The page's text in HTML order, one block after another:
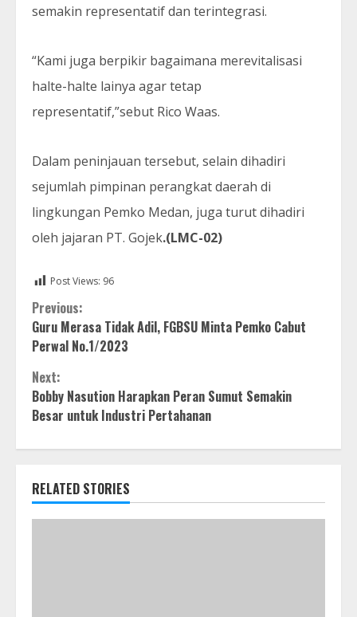
semakin representatif dan terintegrasi.
“Kami juga berpikir bagaimana merevitalisasi
halte-halte lainya agar tetap
representatif,”sebut Rico Waas.
Dalam peninjauan tersebut, selain dihadiri
sejumlah pimpinan perangkat daerah di
lingkungan Pemko Medan, juga turut dihadiri
oleh jajaran PT. Gojek.(LMC-02)
Post Views: 96
Continue
Reading
Previous:
Guru Merasa Tidak Adil, FGBSU Minta Pemko Cabut
Perwal No.1/2023
Next:
Bobby Nasution Harapkan Peran Sumut Semakin
Besar untuk Industri Pertahanan
RELATED STORIES